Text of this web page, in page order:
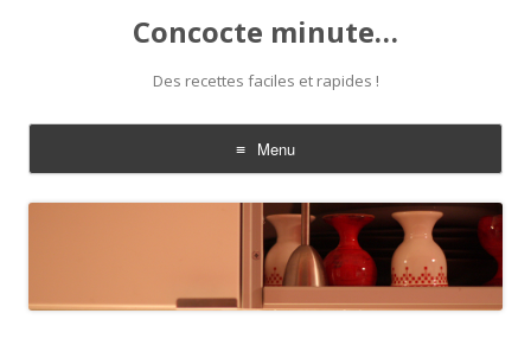
Concocte minute…
Des recettes faciles et rapides !
Menu
Aller
au